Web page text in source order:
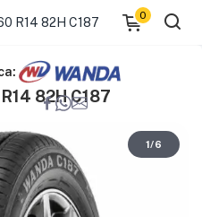
R14 82H C187
0
82H C187
1/6